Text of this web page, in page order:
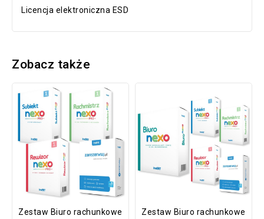
Licencja elektroniczna ESD
Zobacz także
Zestaw Biuro rachunkowe
Pakiet
Zestaw Biuro rachunkowe